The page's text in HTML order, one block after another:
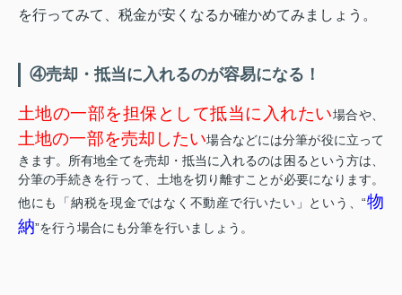
を行ってみて、税金が安くなるか確かめてみましょう。
④売却・抵当に入れるのが容易になる！
土地の一部を担保として抵当に入れたい場合や、
土地の一部を売却したい場合などには分筆が役に立って
きます。所有地全てを売却・抵当に入れるのは困るという方は、
分筆の手続きを行って、土地を切り離すことが必要になります。
他にも「納税を現金ではなく不動産で行いたい」という、“物
納”を行う場合にも分筆を行いましょう。